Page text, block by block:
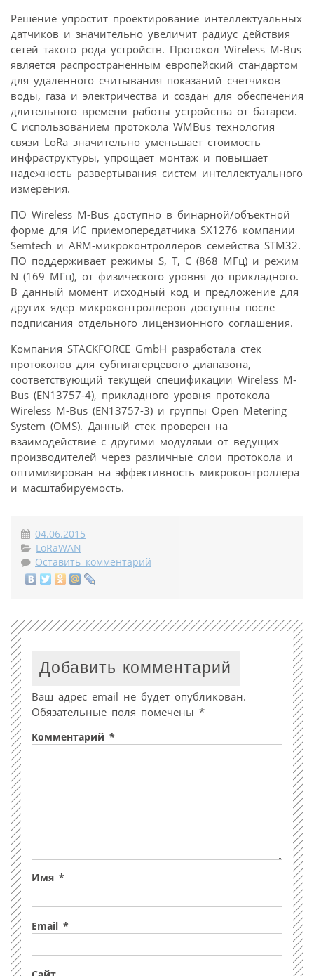
Решение упростит проектирование интеллектуальных
датчиков и значительно увеличит радиус действия
сетей такого рода устройств. Протокол Wireless M-Bus
является распространенным европейский стандартом
для удаленного считывания показаний счетчиков
воды, газа и электричества и создан для обеспечения
длительного времени работы устройства от батареи.
С использованием протокола WMBus технология
связи LoRa значительно уменьшает стоимость
инфраструктуры, упрощает монтаж и повышает
надежность развертывания систем интеллектуального
измерения.
ПО Wireless M-Bus доступно в бинарной/объектной
форме для ИС приемопередатчика SX1276 компании
Semtech и ARM-микроконтроллеров семейства STM32.
ПО поддерживает режимы S, T, C (868 МГц) и режим
N (169 МГц), от физического уровня до прикладного.
В данный момент исходный код и предложение для
других ядер микроконтроллеров доступны после
подписания отдельного лицензионного соглашения.
Компания STACKFORCE GmbH разработала стек
протоколов для субгигагерцевого диапазона,
соответствующий текущей спецификации Wireless M-
Bus (EN13757-4), прикладного уровня протокола
Wireless M-Bus (EN13757-3) и группы Open Metering
System (OMS). Данный стек проверен на
взаимодействие с другими модулями от ведущих
производителей через различные слои протокола и
оптимизирован на эффективность микроконтроллера
и масштабируемость.
04.06.2015
LoRaWAN
Оставить комментарий
Добавить комментарий
Ваш адрес email не будет опубликован.
Обязательные поля помечены *
Комментарий *
Имя *
Email *